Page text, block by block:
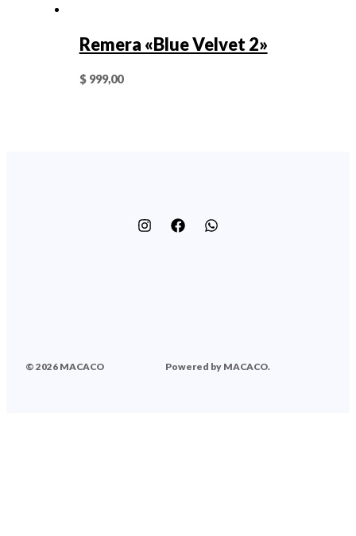
Remera «Blue Velvet 2»
$999,00
© 2026 MACACO Powered by MACACO.